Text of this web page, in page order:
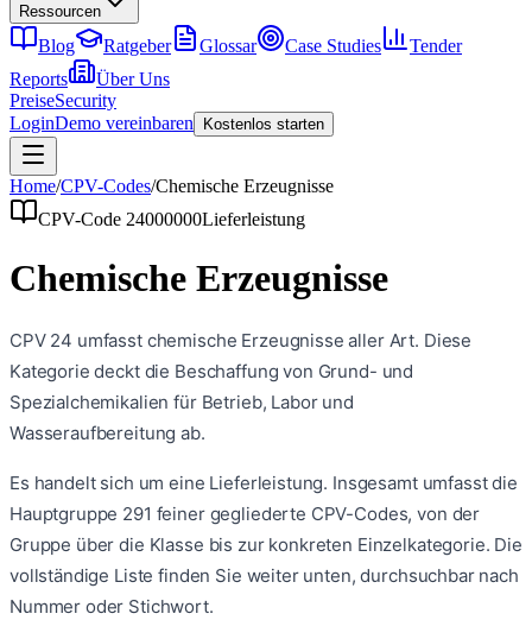
Ressourcen
Blog Ratgeber Glossar Case Studies
Tender
Reports
Über Uns
PreiseSecurity
LoginDemo vereinbaren Kostenlos starten
Home/CPV-Codes/Chemische Erzeugnisse
CPV-Code 24000000Lieferleistung
Chemische Erzeugnisse
CPV 24 umfasst chemische Erzeugnisse aller Art. Diese
Kategorie deckt die Beschaffung von Grund- und
Spezialchemikalien für Betrieb, Labor und
Wasseraufbereitung ab.
Es handelt sich um eine Lieferleistung. Insgesamt umfasst die
Hauptgruppe 291 feiner gegliederte CPV-Codes, von der
Gruppe über die Klasse bis zur konkreten Einzelkategorie. Die
vollständige Liste finden Sie weiter unten, durchsuchbar nach
Nummer oder Stichwort.